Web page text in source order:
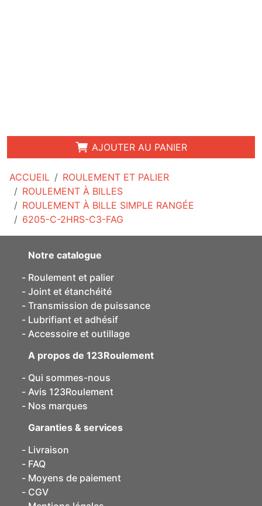
ACCUEIL
ROULEMENT ET PALIER
ROULEMENT À BILLES
ROULEMENT À BILLE SIMPLE RANGÉE
6205-C-2HRS-C3-FAG
AJOUTER AU PANIER
Notre catalogue
Roulement et palier
Joint et étanchéité
Transmission de puissance
Lubrifiant et adhésif
Accessoire et outillage
A propos de 123Roulement
Qui sommes-nous
Avis 123Roulement
Nos marques
Garanties & services
Livraison
FAQ
Moyens de paiement
CGV